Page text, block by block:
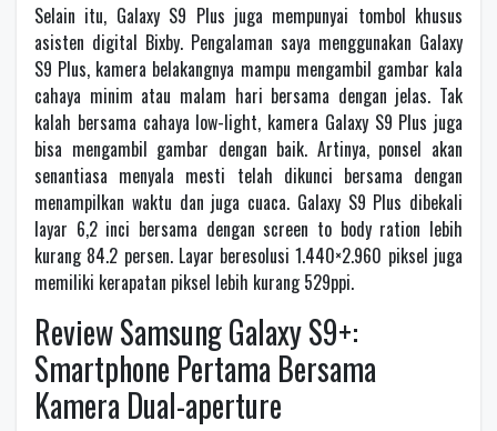
Selain itu, Galaxy S9 Plus juga mempunyai tombol khusus
asisten digital Bixby. Pengalaman saya menggunakan Galaxy
S9 Plus, kamera belakangnya mampu mengambil gambar kala
cahaya minim atau malam hari bersama dengan jelas. Tak
kalah bersama cahaya low-light, kamera Galaxy S9 Plus juga
bisa mengambil gambar dengan baik. Artinya, ponsel akan
senantiasa menyala mesti telah dikunci bersama dengan
menampilkan waktu dan juga cuaca. Galaxy S9 Plus dibekali
layar 6,2 inci bersama dengan screen to body ration lebih
kurang 84.2 persen. Layar beresolusi 1.440×2.960 piksel juga
memiliki kerapatan piksel lebih kurang 529ppi.
Review Samsung Galaxy S9+:
Smartphone Pertama Bersama
Kamera Dual-aperture